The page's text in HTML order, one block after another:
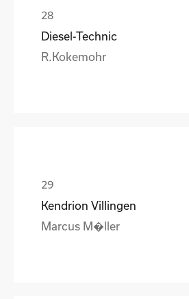
Diesel-Technic
R.Kokemohr
Kendrion Villingen
Marcus M�ller